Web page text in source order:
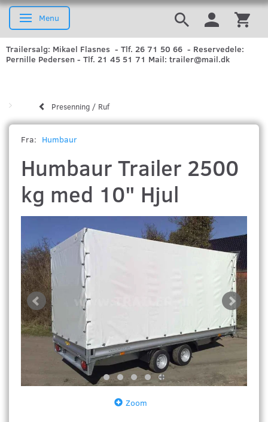
Skifte navigation
Menu
Trailersalg: Mikael Flasnes - Tlf. 26 71 50 66 - Reservedele:
Pernille Pedersen - Tlf. 21 45 51 71 Mail: trailer@mail.dk
Presenning / Ruf
Fra: Humbaur
Humbaur Trailer 2500
kg med 10" Hjul
Zoom